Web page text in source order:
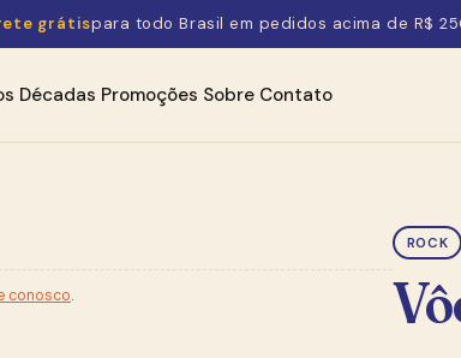
grátispara todo Brasil em pedidos acima de R$
Décadas Promoções Sobre Contato
conosco.
ROCK